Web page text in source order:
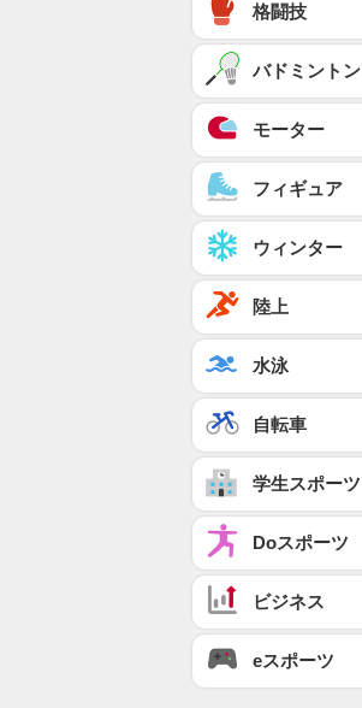
格闘技
バドミントン
モーター
フィギュア
ウィンター
陸上
水泳
自転車
学生スポーツ
Doスポーツ
ビジネス
eスポーツ